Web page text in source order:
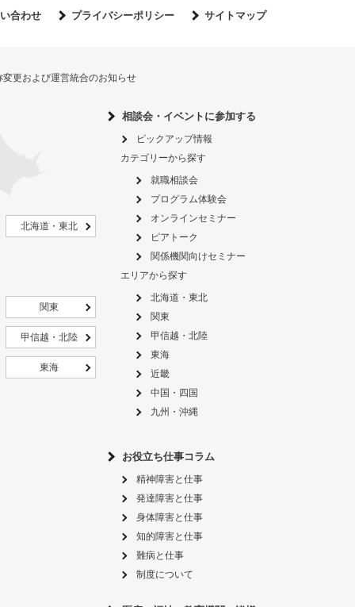
合わせ プライバシーポリシー サイトマップ
更および運営統合のお知らせ
北海道・東北
関東
甲信越・北陸
東海
相談会・イベントに参加する
ピックアップ情報
カテゴリーから探す
就職相談会
プログラム体験会
オンラインセミナー
ピアトーク
関係機関向けセミナー
エリアから探す
北海道・東北
関東
甲信越・北陸
東海
近畿
中国・四国
九州・沖縄
お役立ち仕事コラム
精神障害と仕事
発達障害と仕事
身体障害と仕事
知的障害と仕事
難病と仕事
制度について